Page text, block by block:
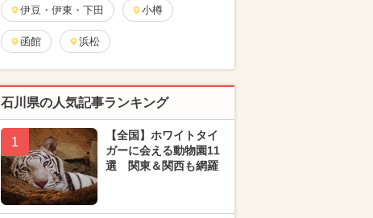
伊豆・伊東・下田 小樽
函館 浜松
石川県の人気記事ランキング
1
【全国】ホワイトタイ
ガーに会える動物園11
選 関東＆関西も網羅